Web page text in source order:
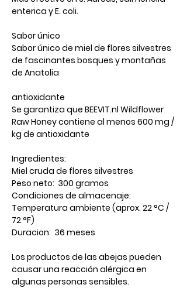
enterica y E. coli.
Sabor único
Sabor único de miel de flores silvestres
de fascinantes bosques y montañas
de Anatolia
antioxidante
Se garantiza que BEEVIT.nl Wildflower
Raw Honey contiene al menos 600 mg /
kg de antioxidante
Ingredientes:
Miel cruda de flores silvestres
Peso neto: 300 gramos
Condiciones de almacenaje:
Temperatura ambiente (aprox. 22 °C /
72 °F)
Duracion: 36 meses
Los productos de las abejas pueden
causar una reacción alérgica en
algunas personas sensibles.